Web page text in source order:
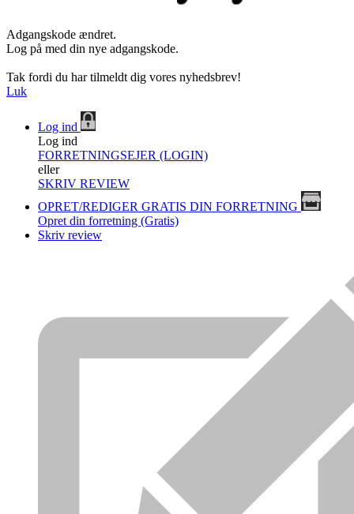
Adgangskode ændret.
Log på med din nye adgangskode.
Tak fordi du har tilmeldt dig vores nyhedsbrev!
Luk
Log ind
Log ind
FORRETNINGSEJER (LOGIN)
eller
SKRIV REVIEW
OPRET/REDIGER GRATIS DIN FORRETNING
Opret din forretning (Gratis)
Skriv review